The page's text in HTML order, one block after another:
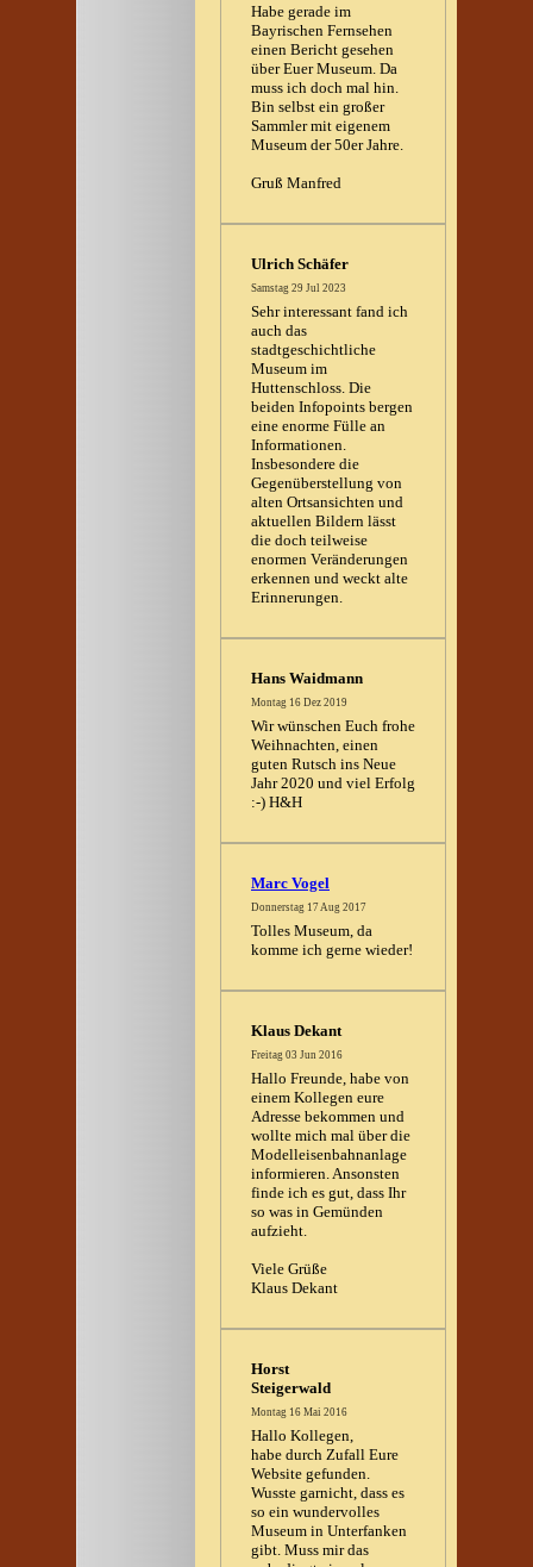
Habe gerade im
Bayrischen Fernsehen
einen Bericht gesehen
über Euer Museum. Da
muss ich doch mal hin.
Bin selbst ein großer
Sammler mit eigenem
Museum der 50er Jahre.
Gruß Manfred
Ulrich Schäfer
Samstag 29 Jul 2023
Sehr interessant fand ich
auch das
stadtgeschichtliche
Museum im
Huttenschloss. Die
beiden Infopoints bergen
eine enorme Fülle an
Informationen.
Insbesondere die
Gegenüberstellung von
alten Ortsansichten und
aktuellen Bildern lässt
die doch teilweise
enormen Veränderungen
erkennen und weckt alte
Erinnerungen.
Hans Waidmann
Montag 16 Dez 2019
Wir wünschen Euch frohe
Weihnachten, einen
guten Rutsch ins Neue
Jahr 2020 und viel Erfolg
:-) H&H
Marc Vogel
Donnerstag 17 Aug 2017
Tolles Museum, da
komme ich gerne wieder!
Klaus Dekant
Freitag 03 Jun 2016
Hallo Freunde, habe von
einem Kollegen eure
Adresse bekommen und
wollte mich mal über die
Modelleisenbahnanlage
informieren. Ansonsten
finde ich es gut, dass Ihr
so was in Gemünden
aufzieht.
Viele Grüße
Klaus Dekant
Horst
Steigerwald
Montag 16 Mai 2016
Hallo Kollegen,
habe durch Zufall Eure
Website gefunden.
Wusste garnicht, dass es
so ein wundervolles
Museum in Unterfanken
gibt. Muss mir das